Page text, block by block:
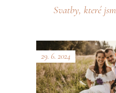
Svatby, které
29. 6. 2024